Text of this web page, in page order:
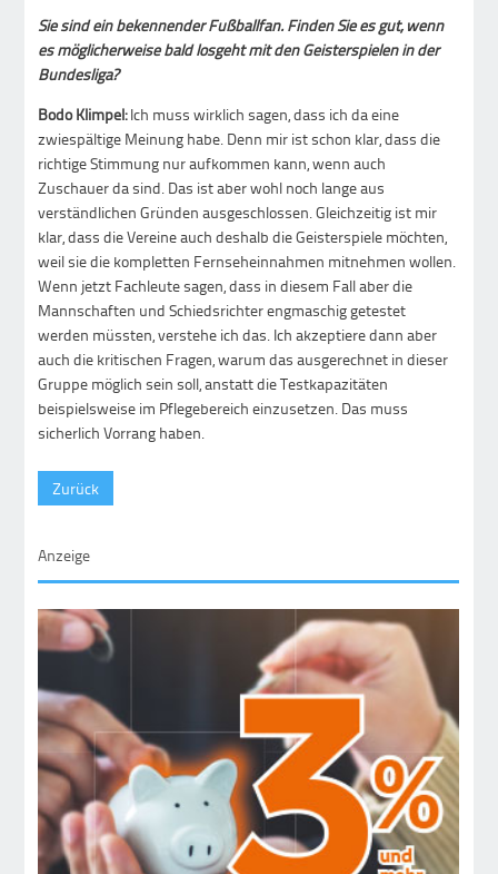
Sie sind ein bekennender Fußballfan. Finden Sie es gut, wenn
es möglicherweise bald losgeht mit den Geisterspielen in der
Bundesliga?
Bodo Klimpel:Ich muss wirklich sagen, dass ich da eine
zwiespältige Meinung habe. Denn mir ist schon klar, dass die
richtige Stimmung nur aufkommen kann, wenn auch
Zuschauer da sind. Das ist aber wohl noch lange aus
verständlichen Gründen ausgeschlossen. Gleichzeitig ist mir
klar, dass die Vereine auch deshalb die Geisterspiele möchten,
weil sie die kompletten Fernseheinnahmen mitnehmen wollen.
Wenn jetzt Fachleute sagen, dass in diesem Fall aber die
Mannschaften und Schiedsrichter engmaschig getestet
werden müssten, verstehe ich das. Ich akzeptiere dann aber
auch die kritischen Fragen, warum das ausgerechnet in dieser
Gruppe möglich sein soll, anstatt die Testkapazitäten
beispielsweise im Pflegebereich einzusetzen. Das muss
sicherlich Vorrang haben.
Zurück
Anzeige